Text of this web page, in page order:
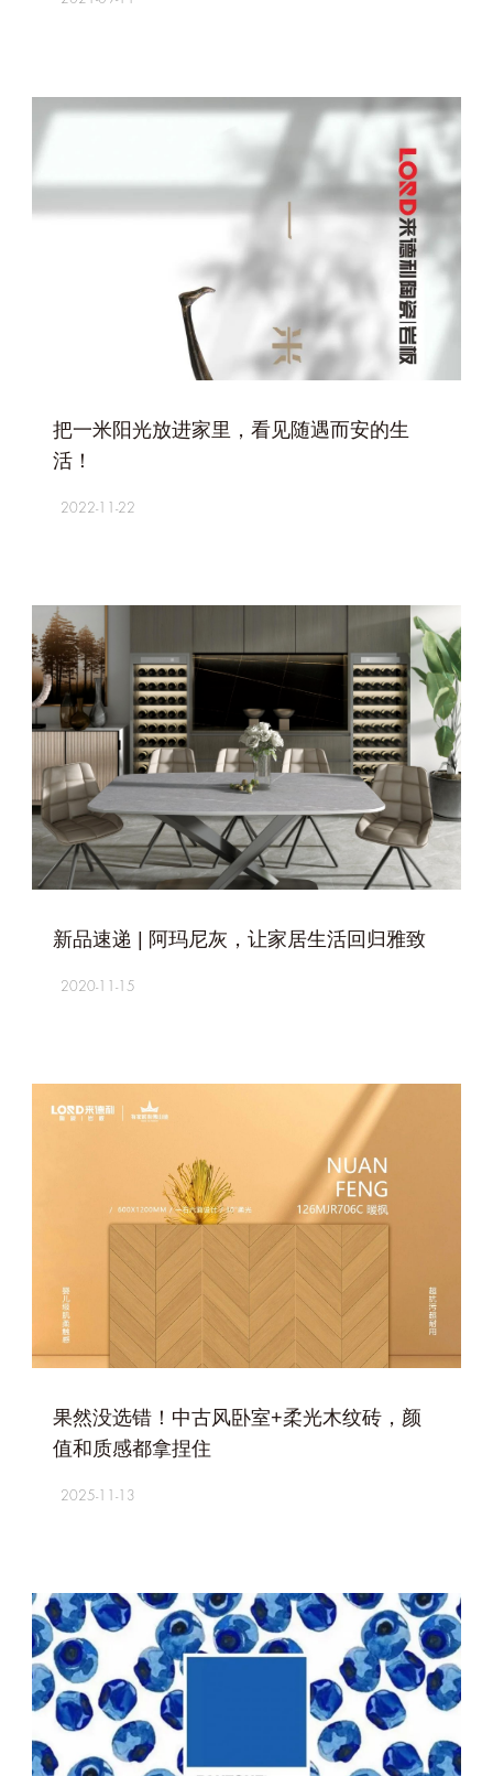
把一米阳光放进家里，看见随遇而安的生
活！
2022-11-22
新品速递 | 阿玛尼灰，让家居生活回归雅致
2020-11-15
果然没选错！中古风卧室+柔光木纹砖，颜
值和质感都拿捏住
2025-11-13